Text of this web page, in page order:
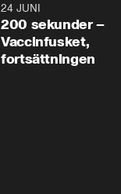
24 JUNI
200 sekunder –
Vaccinfusket,
fortsättningen